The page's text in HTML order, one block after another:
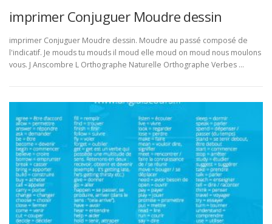
imprimer Conjuguer Moudre dessin
imprimer Conjuguer Moudre dessin. Moudre au passé composé de
l'indicatif. Je mouds tu mouds il moud elle moud on moud nous moulons
vous. J Anscombre L Orthographe Naturelle Orthographe Verbes …